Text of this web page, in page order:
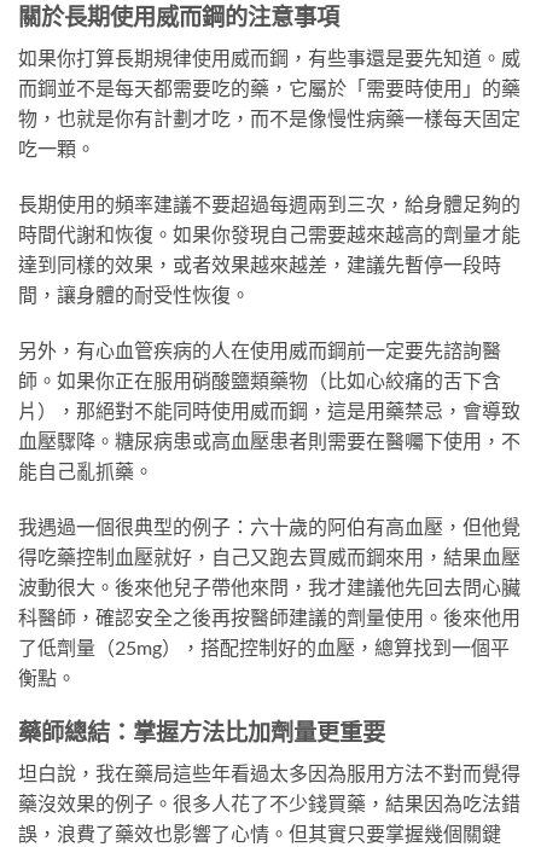
關於長期使用威而鋼的注意事項
如果你打算長期規律使用威而鋼，有些事還是要先知道。威
而鋼並不是每天都需要吃的藥，它屬於「需要時使用」的藥
物，也就是你有計劃才吃，而不是像慢性病藥一樣每天固定
吃一顆。
長期使用的頻率建議不要超過每週兩到三次，給身體足夠的
時間代謝和恢復。如果你發現自己需要越來越高的劑量才能
達到同樣的效果，或者效果越來越差，建議先暫停一段時
間，讓身體的耐受性恢復。
另外，有心血管疾病的人在使用威而鋼前一定要先諮詢醫
師。如果你正在服用硝酸鹽類藥物（比如心絞痛的舌下含
片），那絕對不能同時使用威而鋼，這是用藥禁忌，會導致
血壓驟降。糖尿病患或高血壓患者則需要在醫囑下使用，不
能自己亂抓藥。
我遇過一個很典型的例子：六十歲的阿伯有高血壓，但他覺
得吃藥控制血壓就好，自己又跑去買威而鋼來用，結果血壓
波動很大。後來他兒子帶他來問，我才建議他先回去問心臟
科醫師，確認安全之後再按醫師建議的劑量使用。後來他用
了低劑量（25mg），搭配控制好的血壓，總算找到一個平
衡點。
藥師總結：掌握方法比加劑量更重要
坦白說，我在藥局這些年看過太多因為服用方法不對而覺得
藥沒效果的例子。很多人花了不少錢買藥，結果因為吃法錯
誤，浪費了藥效也影響了心情。但其實只要掌握幾個關鍵